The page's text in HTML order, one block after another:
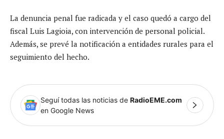
La denuncia penal fue radicada y el caso quedó a cargo del
fiscal Luis Lagioia, con intervención de personal policial.
Además, se prevé la notificación a entidades rurales para el
seguimiento del hecho.
Seguí todas las noticias de RadioEME.com
en Google News